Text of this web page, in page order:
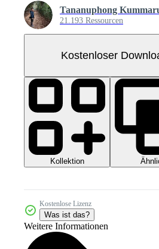
Tananuphong
21.193 Ressourcen
Kostenloser
Kollektion
Kostenlose Lizenz
Was ist das?
Weitere Informationen